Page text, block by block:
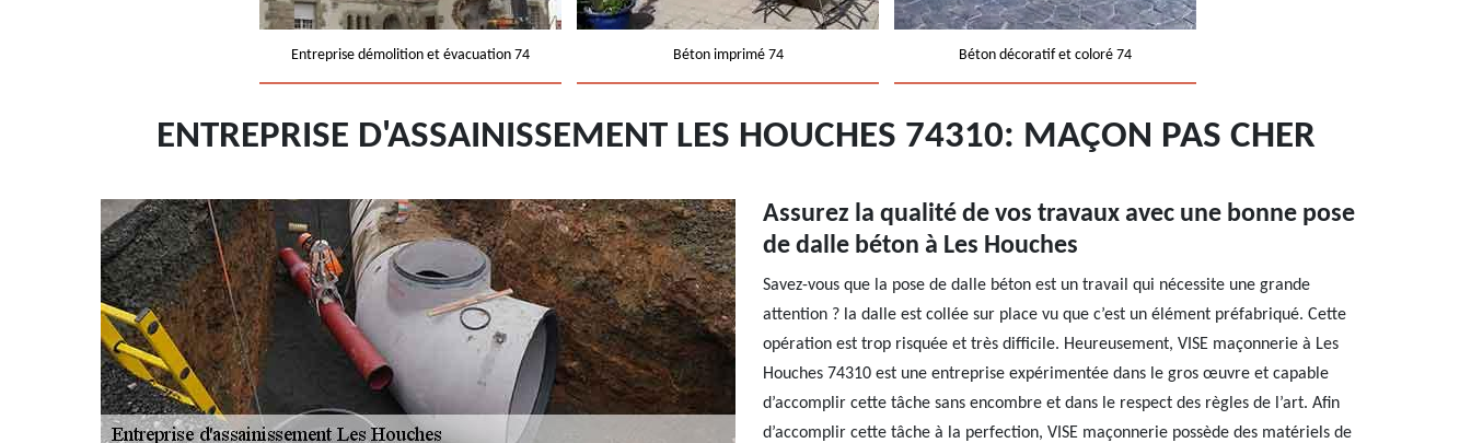
Entreprise démolition et évacuation 74 Béton imprimé 74 Béton décoratif et coloré 74
ENTREPRISE D'ASSAINISSEMENT LES HOUCHES 74310: MAÇON PAS CHER
Assurez la qualité de vos travaux avec une bonne pose
de dalle béton à Les Houches
Savez-vous que la pose de dalle béton est un travail qui nécessite une grande
attention ? la dalle est collée sur place vu que c’est un élément préfabriqué. Cette
opération est trop risquée et très difficile. Heureusement, VISE maçonnerie à Les
Houches 74310 est une entreprise expérimentée dans le gros œuvre et capable
d’accomplir cette tâche sans encombre et dans le respect des règles de l’art. Afin
d’accomplir cette tâche à la perfection, VISE maçonnerie possède des matériels de